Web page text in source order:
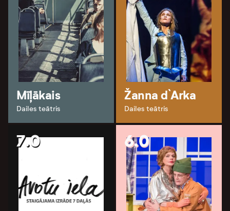
Mīļākais
Dailes teātris
Žanna d`Arka
Dailes teātris
7.0 6.0